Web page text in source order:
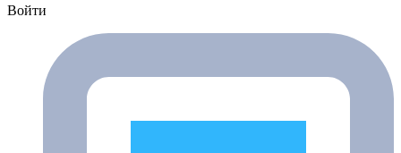
Войти